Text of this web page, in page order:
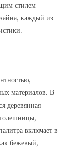
стилем
каждый из
материалов. В
деревянная
включает в
бежевый,